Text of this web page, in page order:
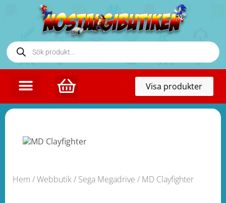
Visa produkter
Hem /Webbutik/ Sega Megadrive / MD Clayfighter